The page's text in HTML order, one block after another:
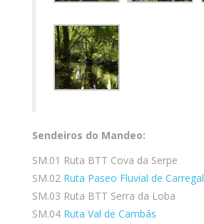
Sendeiros do Mandeo:
SM.01 Ruta BTT Cova da Serpe
SM.02 Ruta Paseo Fluvial de Carregal
SM.03 Ruta BTT Serra da Loba
SM.04 Ruta Val de Cambás